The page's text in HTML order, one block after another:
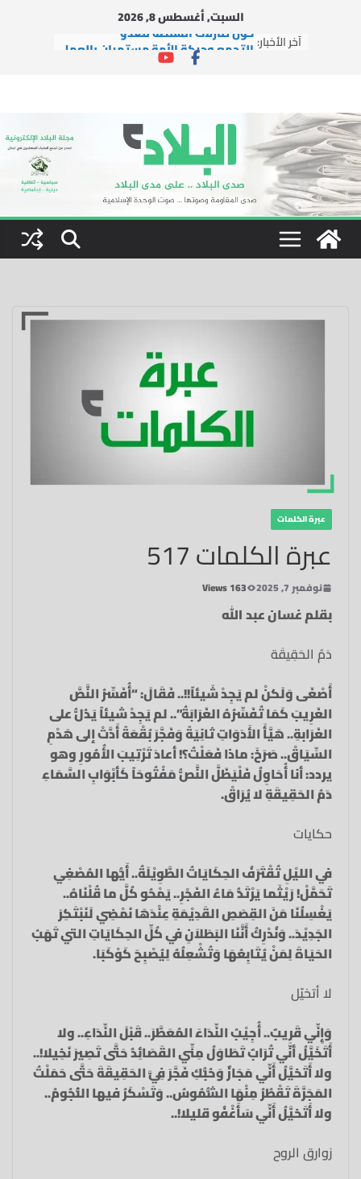
السبت, أغسطس 8, 2026
آخر الأخبار: حول تنازلات السلطة للعدو
التجمع وحركة الأمة مستمران بالعمل
الإغاثي في ظل العدوان
دار الشيخ جبري القرآنية تطلق شعار
دورتها الصيفية العاشرة: “بالقرآن
نبني جيل النصر والتمكين”
التجمع يستقبل وفداً من العتبة
الرضوية المقدسة
عبرة الكلمات
عبرة الكلمات 517
نوفمبر 7, 2025 163 Views
بقلم غسان عبد الله
دَمُ الحَقِيقَة
أَصْغَى وَلَكنْ لم يَجِدْ شَيئاً!!.. فَقَالَ: “أُفَسِّرُ النَّصَّ
الغَرِيبَ كَمَا تُفَسِّرُهُ الغَرَابَةُ”.. لم يَجِدْ شيئاً يَدُلُّ على
الغَرَابةِ.. هَيَّأَ الأَدَوَاتِ ثانِيَةً وَفَجَّرَ بُقْعَةً أَدَّتْ إلى هَدْمِ
السِّيَاقْ.. صَرَخَ: ماذا فَعَلْتُ؟! أعادَ تَرْتِيبَ الأُمُورِ وهو
يردد: أنا أُحَاوِلُ فَلْيَظَلَّ النَّصُّ مَفْتُوحَاً كَأبْوَابِ السَّمَاءِ
دَمُ الحَقِيقَةِ لا يُرَاقْ.
حكايات
في الليْلِ تُقْتَرَفُ الحِكَايَاتُ الطَّوِيْلَةُ.. أَيُّها المُصْغِي
تَحَمَّلْ! رَيْثَما يَرْتَدُّ مَاءُ الفَجْرِ.. يَمْحُو كُلَّ ما قُلْنَاهُ..
يَغْسِلُنَا مَنَ القِصَصِ القَدِيْمَةِ عِنْدَهَا نَمْضِي لَنَبْتَكِرَ
الجَدِيْدَ.. وَنُدْرِكُ أَنَّنَا البَطَلاَنِ في كُلِّ الحِكَايَاتِ التي تَهَبُ
الحَيَاةَ لِمَنْ يُتَابِعُهَا وَتُشْعِلُهُ لِيُصْبِحَ كَوْكَبَا.
لا أتخيّل
وَإِنِّي قَرِيبٌ.. أُجِيْبُ النِّدَاءَ المُعَطَّرَ.. قَبْلَ النِّدَاءِ.. ولا
أَتَخَيَّلُ أنّي تُرَابٌ تَطَاوَلُ مِنِّي القَصَائِدُ حَتَّى تَصِيرَ نَخِيلا!..
ولا أَتَخيَّلُ أَنِّي مَجَازٌ وَحُبُّكِ فَجَّرَ فِيَّ الحَقِيقَةَ حَتَّى حَمَلْتُ
المَجَرَّةَ تَقْطُرُ مِنْهَا الشُّمُوسُ.. وَتَسْكَرُ فيها النُّجُومُ..
ولا أَتَخيَّلُ أَنِّي سَأَغْفُو قليلا!..
زوارق الروح